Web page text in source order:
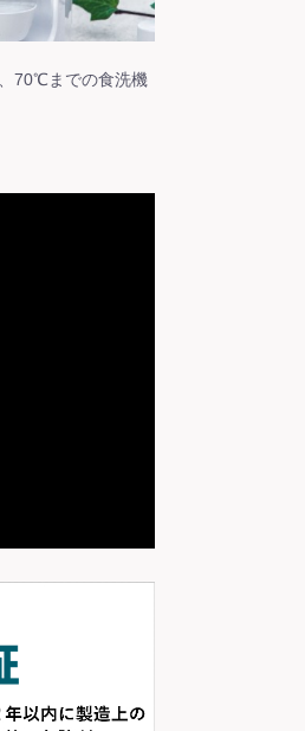
70℃までの食洗機